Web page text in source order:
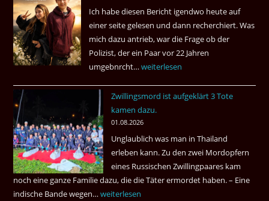
los
?
Ich habe diesen Bericht igendwo heute auf
einer seite gelesen und dann recherchiert. Was
mich dazu antrieb, war die Frage ob der
Polizist, der ein Paar vor 22 Jahren
umgebnrcht…Nach
Jahren,
ist
der
Mörder
wieder
frei
?
weiterlesen
Zwillingsmord ist aufgeklärt 3 Tote
kamen dazu.
01.08.2026
Unglaublich was man in Thailand
erleben kann. Zu den zwei Mordopfern
eines Russischen Zwillingpaares kam
noch eine ganze Familie dazu, die die Täter ermordet haben. – Eine
indische Bande wegen…Zwillingsmord
weiterlesen